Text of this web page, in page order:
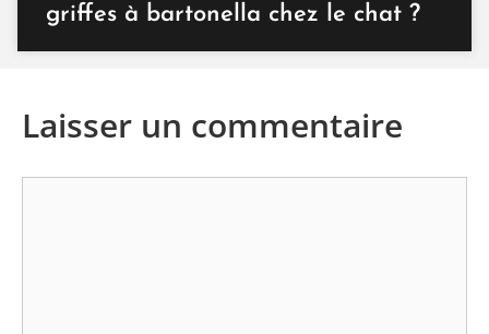
griffes à bartonella chez le chat ?
Laisser un commentaire